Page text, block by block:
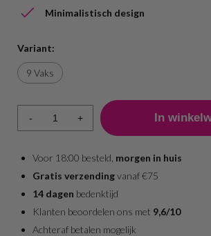
Minimalistisch design
Variant:
9 Vaks
- +
Voor 18:00 besteld, morgen in huis
Gratis verzendingvanaf €75
14 dagen bedenktijd
Klanten beoordelen ons met 9,6/10
Achteraf betalen mogelijk